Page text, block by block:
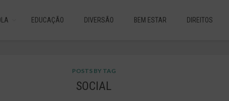
EDUCAÇÃO DIVERSÃO BEM ESTAR DIREITOS
POSTS BY TAG
SOCIAL